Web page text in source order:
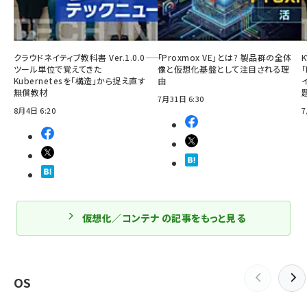
クラウドネイティブ教科書 Ver.1.0.0――
ツール単位で覚えてきた
Kubernetesを「構造」から捉え直す
無償教材
8月4日 6:20
「Proxmox VE」とは? 製品群の全体
像と仮想化基盤として注目される理
由
7月31日 6:30
仮想化／コンテナ の記事をもっと見る
OS